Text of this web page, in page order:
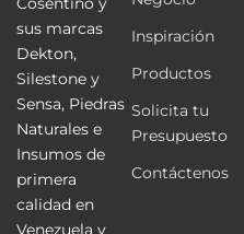
sus marcas
Dekton,
Silestone y
Sensa, Piedras
Naturales e
Insumos de
primera
calidad en
Venezuela y
Inspiración
Productos
Solicita tu
Presupuesto
Contáctenos